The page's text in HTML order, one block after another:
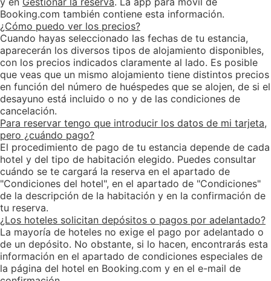
Booking.com también contiene esta información.
¿Cómo puedo ver los precios?
Cuando hayas seleccionado las fechas de tu estancia,
aparecerán los diversos tipos de alojamiento disponibles,
con los precios indicados claramente al lado. Es posible
que veas que un mismo alojamiento tiene distintos precios
en función del número de huéspedes que se alojen, de si el
desayuno está incluido o no y de las condiciones de
cancelación.
Para reservar tengo que introducir los datos de mi tarjeta,
pero ¿cuándo pago?
El procedimiento de pago de tu estancia depende de cada
hotel y del tipo de habitación elegido. Puedes consultar
cuándo se te cargará la reserva en el apartado de
"Condiciones del hotel", en el apartado de "Condiciones"
de la descripción de la habitación y en la confirmación de
tu reserva.
¿Los hoteles solicitan depósitos o pagos por adelantado?
La mayoría de hoteles no exige el pago por adelantado o
de un depósito. No obstante, si lo hacen, encontrarás esta
información en el apartado de condiciones especiales de
la página del hotel en Booking.com y en el e-mail de